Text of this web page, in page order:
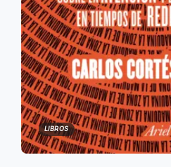
LIBROS